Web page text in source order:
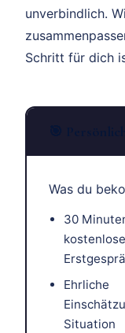
unverbindlich.
Schritt für dich
Was du
30
Ehrliche
Situation